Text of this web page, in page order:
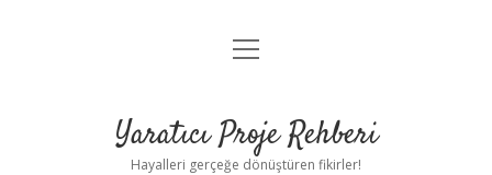
Anasayfa
Yasal Uyarı
menüyü
Yaratıcı Proje Rehberi
Hayalleri gerçeğe dönüştüren fikirler!